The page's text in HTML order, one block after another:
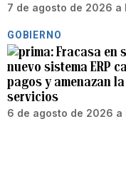
7 de agosto de 2026 a
GOBIERNO
Fracasa en
nuevo sistema ERP
pagos y amenazan
servicios
6 de agosto de 2026 a